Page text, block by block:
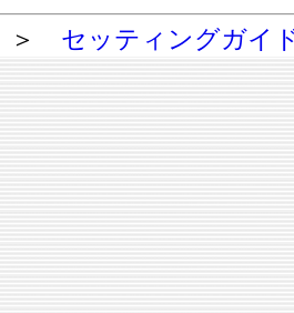
＞ セッティングガイ